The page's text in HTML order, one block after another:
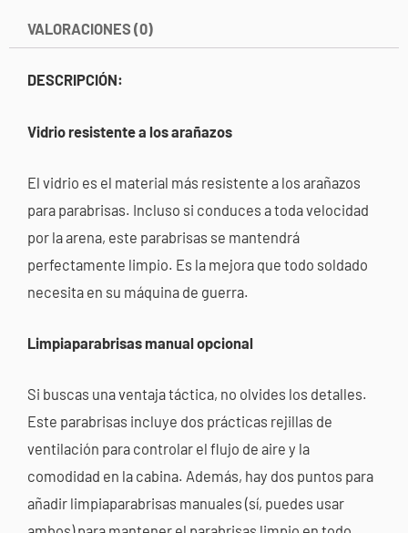
VALORACIONES (0)
DESCRIPCIÓN:
Vidrio resistente a los arañazos
El vidrio es el material más resistente a los arañazos
para parabrisas. Incluso si conduces a toda velocidad
por la arena, este parabrisas se mantendrá
perfectamente limpio. Es la mejora que todo soldado
necesita en su máquina de guerra.
Limpiaparabrisas manual opcional
Si buscas una ventaja táctica, no olvides los detalles.
Este parabrisas incluye dos prácticas rejillas de
ventilación para controlar el flujo de aire y la
comodidad en la cabina. Además, hay dos puntos para
añadir limpiaparabrisas manuales (sí, puedes usar